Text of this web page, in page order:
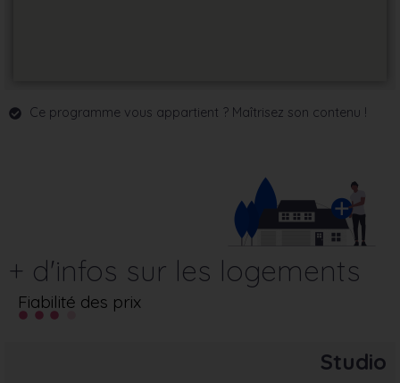
Ce programme vous appartient ? Maîtrisez son contenu !
+ d'infos sur les logements
Fiabilité des prix
Studio